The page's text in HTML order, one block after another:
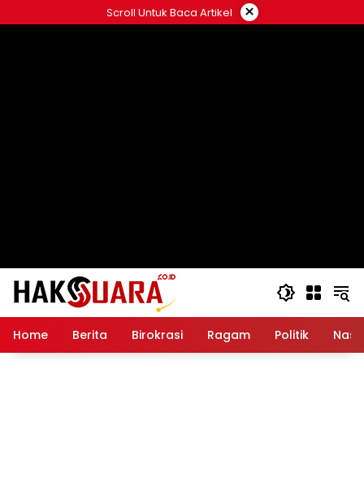
ke
Scroll Untuk Baca Artikel ×
Home Berita Birokrasi Ragam Politik